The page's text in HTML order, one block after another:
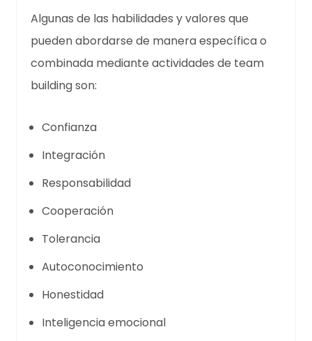
Algunas de las habilidades y valores que
pueden abordarse de manera específica o
combinada mediante actividades de team
building son:
Confianza
Integración
Responsabilidad
Cooperación
Tolerancia
Autoconocimiento
Honestidad
Inteligencia emocional